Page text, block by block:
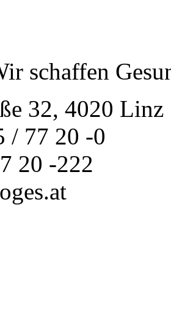
schaffen
32, 4020 Linz
/ 77 20 -0
20 -222